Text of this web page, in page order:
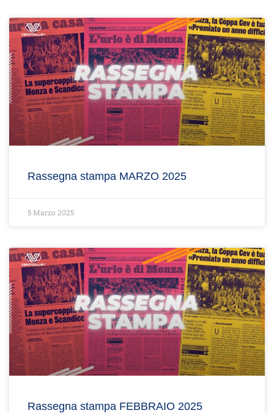
Rassegna stampa MARZO 2025
5 Marzo 2025
Rassegna stampa FEBBRAIO 2025